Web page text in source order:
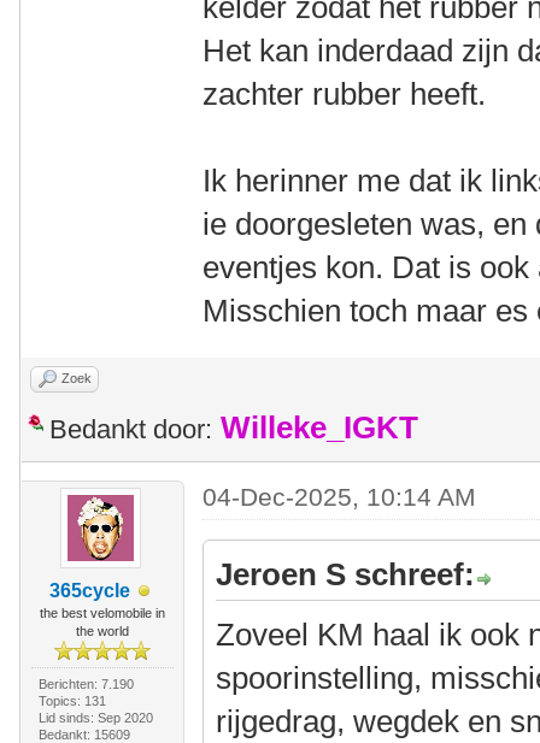
kelder zodat het rubber
Het kan inderdaad zijn
zachter rubber heeft.
Ik herinner me dat ik
ie doorgesleten was,
eventjes kon. Dat is
Misschien toch maar es
Zoek
Bedankt door: Willeke_IGKT
365cycle
the best velomobile in
the world
Berichten: 7.190
Topics: 131
Lid sinds: Sep 2020
Bedankt: 15609
04-Dec-2025, 10:14 AM
Jeroen S schreef:
Zoveel KM haal ik ook
spoorinstelling,
rijgedrag, wegdek en